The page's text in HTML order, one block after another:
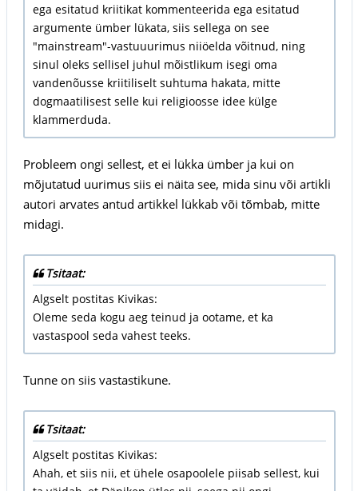
ega esitatud kriitikat kommenteerida ega esitatud
argumente ümber lükata, siis sellega on see
"mainstream"-vastuuurimus niiöelda võitnud, ning
sinul oleks sellisel juhul mõistlikum isegi oma
vandenõusse kriitiliselt suhtuma hakata, mitte
dogmaatilisest selle kui religioosse idee külge
klammerduda.
Probleem ongi sellest, et ei lükka ümber ja kui on
mõjutatud uurimus siis ei näita see, mida sinu või artikli
autori arvates antud artikkel lükkab või tõmbab, mitte
midagi.
Tsitaat:
Algselt postitas Kivikas:
Oleme seda kogu aeg teinud ja ootame, et ka
vastaspool seda vahest teeks.
Tunne on siis vastastikune.
Tsitaat:
Algselt postitas Kivikas:
Ahah, et siis nii, et ühele osapoolele piisab sellest, kui